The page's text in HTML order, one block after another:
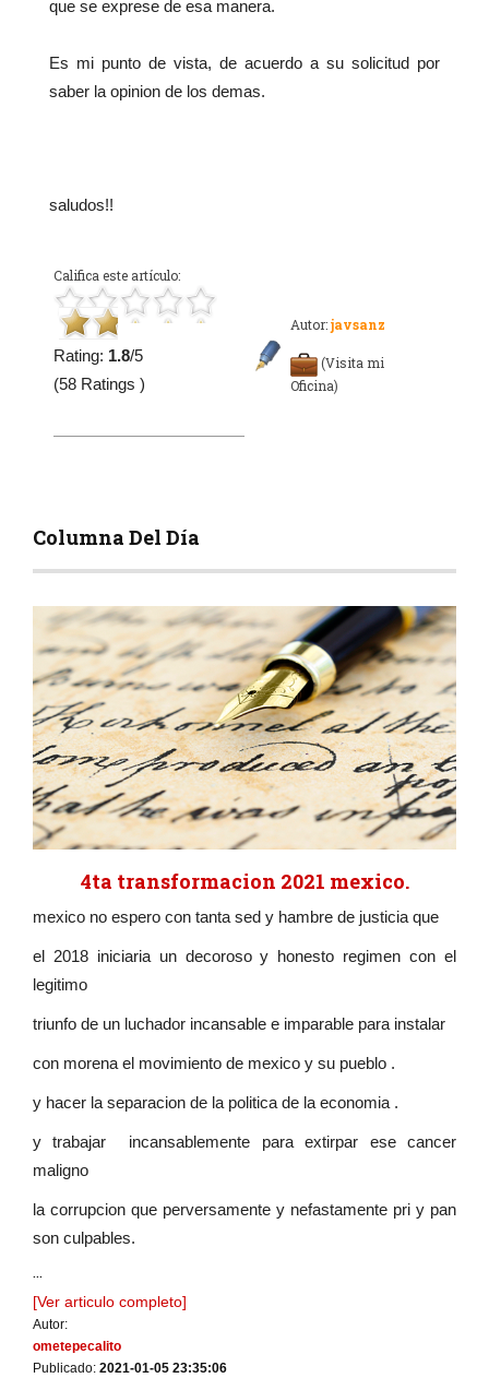
que se exprese de esa manera.
Es mi punto de vista, de acuerdo a su solicitud por
saber la opinion de los demas.
saludos!!
Califica este artículo:
Rating: 1.8/5
(58 Ratings )
Autor:javsanz
(Visita mi
Oficina)
Columna Del Día
4ta transformacion 2021 mexico.
mexico no espero con tanta sed y hambre de justicia que
el 2018 iniciaria un decoroso y honesto regimen con el
legitimo
triunfo de un luchador incansable e imparable para instalar
con morena el movimiento de mexico y su pueblo .
y hacer la separacion de la politica de la economia .
y trabajar incansablemente para extirpar ese cancer
maligno
la corrupcion que perversamente y nefastamente pri y pan
son culpables.
...
[Ver articulo completo]
Autor:
ometepecalito
Publicado: 2021-01-05 23:35:06